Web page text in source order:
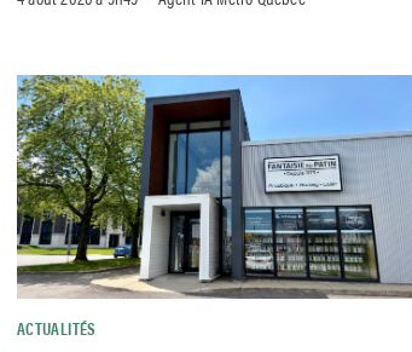
ACTUALITÉS